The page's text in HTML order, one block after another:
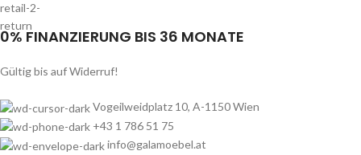
0% FINANZIERUNG BIS 36 MONATE
Gültig bis auf Widerruf!
Vogeilweidplatz 10, A-1150 Wien
+43 1 786 51 75
info@galamoebel.at